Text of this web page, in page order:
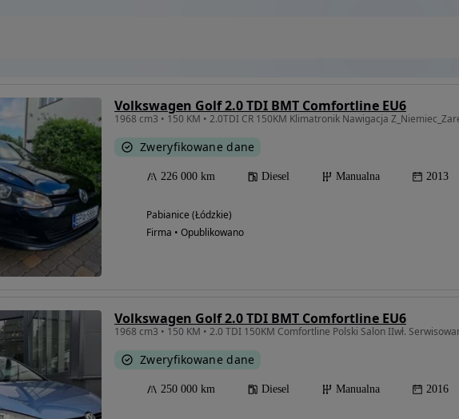
Volkswagen Golf 2.0 TDI BMT Comfortline EU6
Zweryfikowane dane
226 000 km Diesel Manualna 2013
Pabianice (Łódzkie)
Firma • Opublikowano
Volkswagen Golf 2.0 TDI BMT Comfortline EU6
1968 cm3 • 150 KM • 2.0 TDI 150KM Comfortline Polski Salon IIwł.
Zweryfikowane dane
250 000 km Diesel Manualna 2016